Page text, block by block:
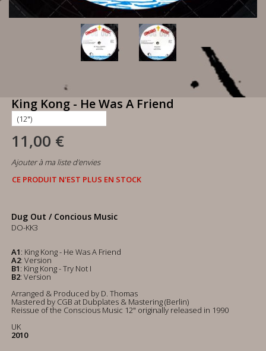
King Kong - He Was A Friend
11,00 €
Ajouter à ma liste d'envies
CE PRODUIT N'EST PLUS EN STOCK
Dug Out / Concious Music
DO-KK3
A1: King Kong - He Was A Friend
A2: Version
B1: King Kong - Try Not I
B2: Version
Arranged & Produced by D. Thomas
Mastered by CGB at Dubplates & Mastering (Berlin)
Reissue of the Conscious Music 12" originally released in 1990
UK
2010